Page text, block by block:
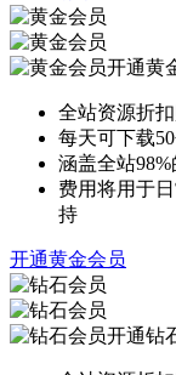
开通黄
全站资源折
每天可下载
涵盖全站
费用将用于
持
开通黄金会员
开通钻